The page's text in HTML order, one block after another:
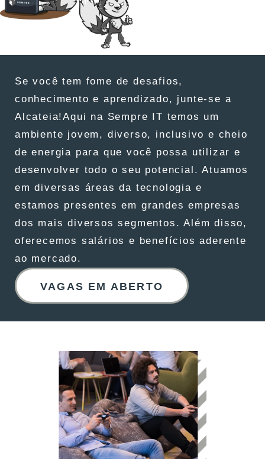
Se você tem fome de desafios,
conhecimento e aprendizado, junte-se a
Alcateia!Aqui na Sempre IT temos um
ambiente jovem, diverso, inclusivo e cheio
de energia para que você possa utilizar e
desenvolver todo o seu potencial. Atuamos
em diversas áreas da tecnologia e
estamos presentes em grandes empresas
dos mais diversos segmentos. Além disso,
oferecemos salários e benefícios aderente
ao mercado.
VAGAS EM ABERTO